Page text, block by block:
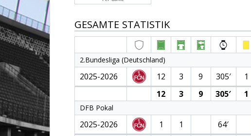
GESAMTE STATISTIK
2.Bundesliga (Deutschland)
2025-2026 12 3 9 305′ 1
12 3 9 305′ 1
DFB Pokal
2025-2026 1 1 64′